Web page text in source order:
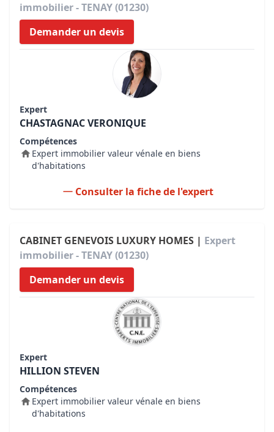
immobilier - TENAY (01230)
Demander un devis
Expert
CHASTAGNAC VERONIQUE
Compétences
Expert immobilier valeur vénale en biens
d'habitations
Consulter la fiche de l'expert
CABINET GENEVOIS LUXURY HOMES | Expert
immobilier - TENAY (01230)
Demander un devis
Expert
HILLION STEVEN
Compétences
Expert immobilier valeur vénale en biens
d'habitations